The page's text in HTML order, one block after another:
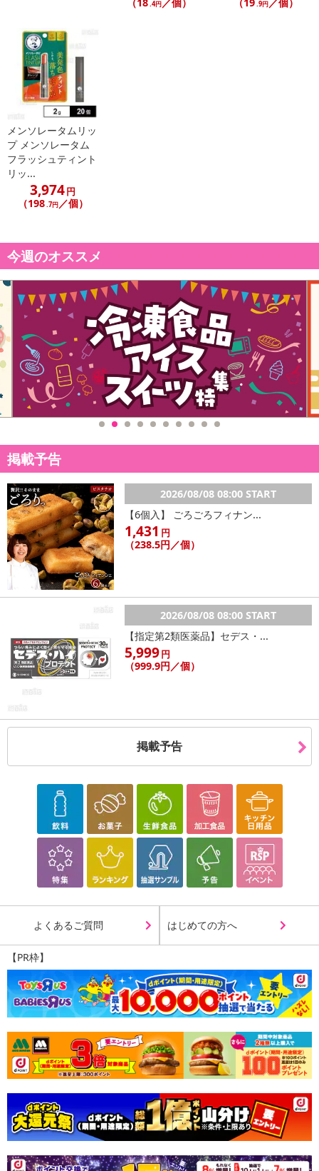
.4円 .9円
メンソレータムリッ
プ メンソレータム
フラッシュティント
リッ...
3,974円
（198 .7円／個）
今週のオススメ
掲載予告
2026/08/08 08:00 START
【6個入】 ごろごろフィナン...
1,431 円
（238.5円／個）
2026/08/08 08:00 START
【指定第2類医薬品】セデス・...
5,999円
（999.9円／個）
掲載予告
よくあるご質問 はじめての方へ
【PR枠】